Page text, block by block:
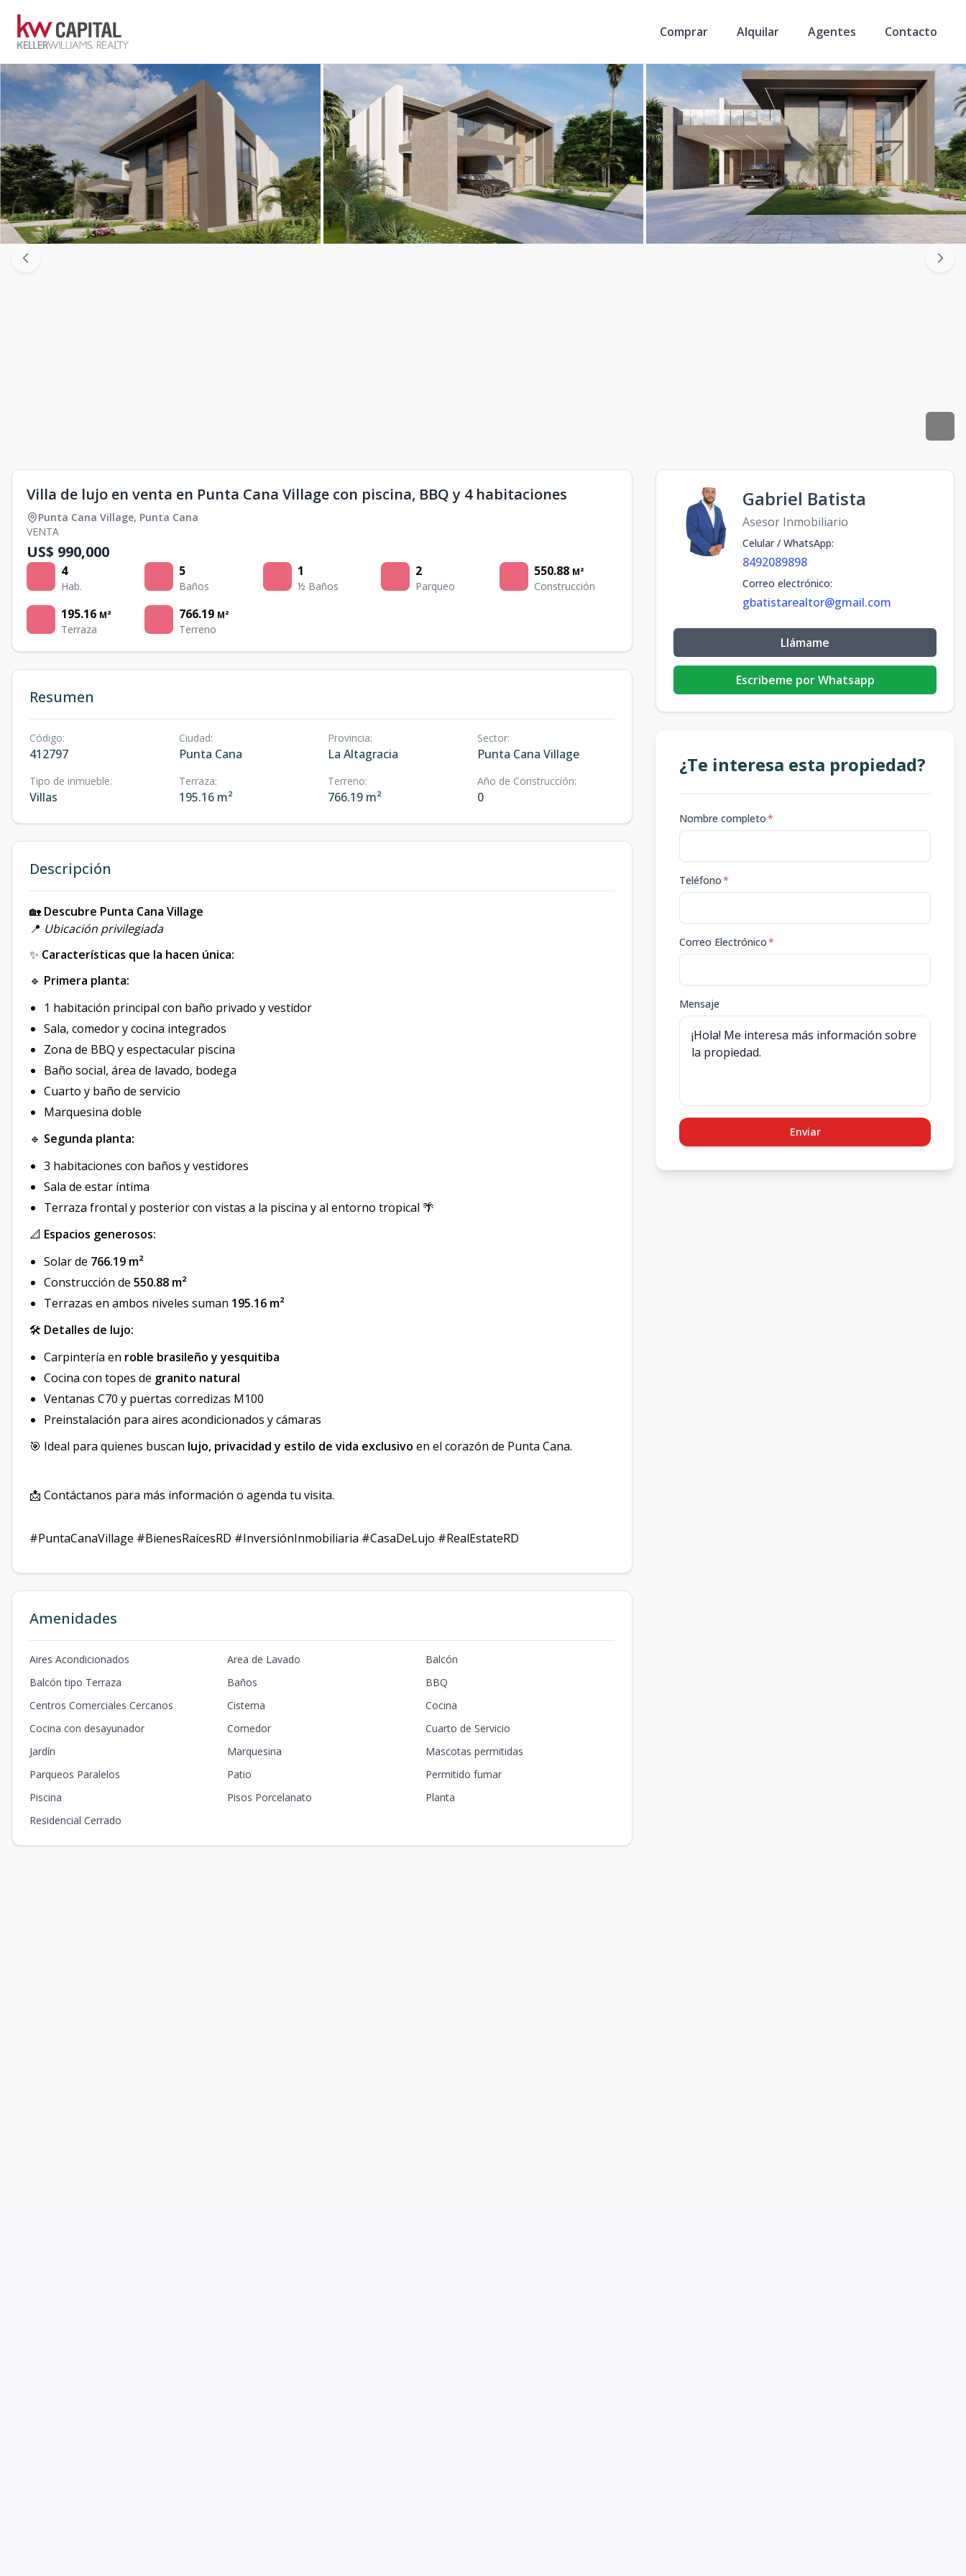
Comprar Alquilar Agentes Contacto
Villa de lujo en venta en Punta Cana Village con piscina, BBQ y 4 habitaciones
Punta Cana Village, Punta Cana
VENTA
US$ 990,000
4
Hab.
5
Baños
1
½ Baños
2
Parqueo
550.88 M²
Construcción
195.16 M²
Terraza
766.19 M²
Terreno
Resumen
Código:
412797
Ciudad:
Punta Cana
Provincia:
La Altagracia
Sector:
Punta Cana Village
Tipo de inmueble:
Villas
Terraza:
195.16 m²
Terreno:
766.19 m²
Año de Construcción:
0
Descripción
🏡 Descubre Punta Cana Village
📍 Ubicación privilegiada
✨ Características que la hacen única:
🔹 Primera planta:
1 habitación principal con baño privado y vestidor
Sala, comedor y cocina integrados
Zona de BBQ y espectacular piscina
Baño social, área de lavado, bodega
Cuarto y baño de servicio
Marquesina doble
🔹 Segunda planta:
3 habitaciones con baños y vestidores
Sala de estar íntima
Terraza frontal y posterior con vistas a la piscina y al entorno tropical 🌴
📐 Espacios generosos:
Solar de 766.19 m²
Construcción de 550.88 m²
Terrazas en ambos niveles suman 195.16 m²
🛠️ Detalles de lujo:
Carpintería en roble brasileño y yesquitiba
Cocina con topes de granito natural
Ventanas C70 y puertas corredizas M100
Preinstalación para aires acondicionados y cámaras
🎯 Ideal para quienes buscan lujo, privacidad y estilo de vida exclusivo en el corazón de Punta Cana.
📩 Contáctanos para más información o agenda tu visita.
#PuntaCanaVillage #BienesRaícesRD #InversiónInmobiliaria #CasaDeLujo #RealEstateRD
Amenidades
Aires Acondicionados Area de Lavado
Balcón
Balcón tipo Terraza
Baños
BBQ
Centros Comerciales Cercanos
Cisterna
Cocina
Cocina con desayunador
Comedor
Cuarto de Servicio
Jardín
Marquesina
Mascotas permitidas
Parqueos Paralelos
Patio
Permitido fumar
Piscina
Pisos Porcelanato
Planta
Residencial Cerrado
Gabriel Batista
Asesor Inmobiliario
Celular / WhatsApp:
8492089898
Correo electrónico:
gbatistarealtor@gmail.com
Llámame
Escribeme por Whatsapp
¿Te interesa esta propiedad?
Nombre completo*
Teléfono*
Correo Electrónico*
Mensaje
Enviar